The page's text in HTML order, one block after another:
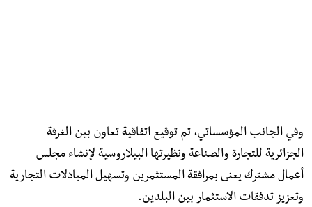
وفي الجانب المؤسساتي، تم توقيع اتفاقية تعاون بين الغرفة
الجزائرية للتجارة والصناعة ونظيرتها البيلاروسية لإنشاء مجلس
أعمال مشترك يعنى بمرافقة المستثمرين وتسهيل المبادلات التجارية
وتعزيز تدفقات الاستثمار بين البلدين.